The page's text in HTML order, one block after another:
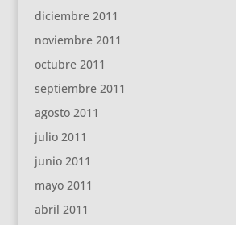
diciembre 2011
noviembre 2011
octubre 2011
septiembre 2011
agosto 2011
julio 2011
junio 2011
mayo 2011
abril 2011